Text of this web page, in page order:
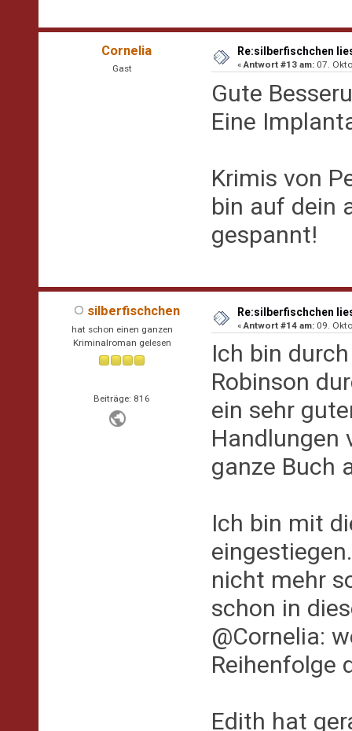
Cornelia
Gast
Re:silberfischchen
«Antwort #13 am: 07.
Gute
Eine
Krimis von
bin auf dein
gespannt!
silberfischchen
hat schon einen ganzen
Kriminalroman gelesen
Beiträge: 816
Re:silberfischchen
«Antwort #14 am: 09.
Ich bin
Robinson
ein sehr
Handlungen
ganze Buch
Ich bin mit
nicht mehr
schon in
@Cornelia:
Reihenfolge
Edith hat